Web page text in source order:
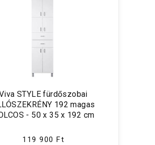
STYLE fürdőszobai
192 magas
- 50 x 35 x 192 cm
119 900 Ft